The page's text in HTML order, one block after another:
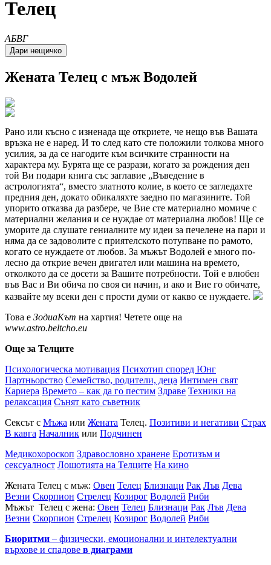
Телец
AБВГ
Жената Телец с мъж Водолей
Рано или късно с изненада ще откриете, че нещо във Вашата
връзка не е наред. И то след като сте положили толкова много
усилия, за да се нагодите към всичките странности на
характера му. Бурята ще се разрази, когато за рождения ден
той Ви подари книга със заглавие
Въведение в
астрологията , вместо златното колие, в което се загледахте
предния ден, докато обикаляхте заедно по магазините. Той
упорито отказва да разбере, че Вие сте материално момиче с
материални желания и се нуждае от матери­ална любов! Ще се
уморите да слушате гениалните му идеи за печелене на пари и
няма да се задоволите с приятелското потупване по рамото,
когато се нуждаете от любов. За мъжът Водолей е много по-
лесно да открие вечен двигател или машина на времето,
отколкото да се досети за Вашите потребности. Той е влюбен
във Вас и Ви обича по своя си начин, и ако и Вие го обичате,
казвайте му всеки ден с прости думи от какво се нуждаете.
Това е ЗодиаКът на хартия! Четете още на
www.astro.beltcho.eu
Още за Телците
Психологическа мотивация Психотип според Юнг
Партньорство Семейство, родители, деца Интимен свят
Кариера Времето – как да го пестим Здраве Техники на
релаксация Сънят като съветник
Сексът с Мъжа или Жената Телец. Позитиви и негативи Страх
В кавга Началник или Подчинен
Медикохороскоп Здравословно хранене Еротизъм и
сексуалност Лошотията на Телците На кино
Жената Телец с мъж: Овен Телец Близнаци Рак Лъв Дева
Везни Скорпион Стрелец Козирог Водолей Риби
Мъжът Телец с жена: Овен Телец Близнаци Рак Лъв Дева
Везни Скорпион Стрелец Козирог Водолей Риби
Биоритми – физически, емоционални и интелектуални
върхове и спадове в диаграми